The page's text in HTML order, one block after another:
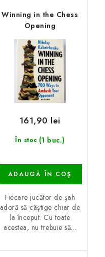
Winning in the Chess
Opening
În stoc (1 buc.)
161,90 lei
ADAUGĂ ÎN COŞ
Fiecare jucător de șah
adoră să câștige chiar de
la început. Cu toate
acestea, nu trebuie să...